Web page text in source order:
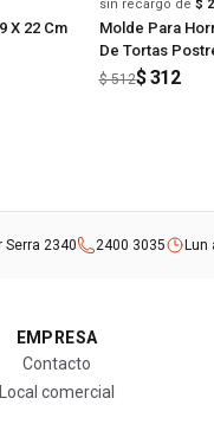
X 22 Cm
sin recargo de $
Molde Para
De Tortas
$ 512$ 312
Serra 2340 2400 3035 Lun
EMPRESA
Contacto
Local comercial